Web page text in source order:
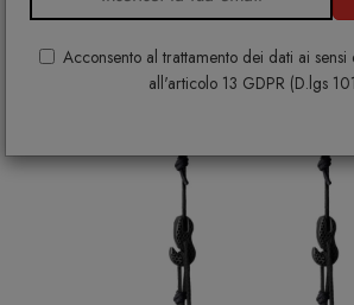
Acconsento al trattamento dei dati ai
all'articolo 13 GDPR (D.lgs